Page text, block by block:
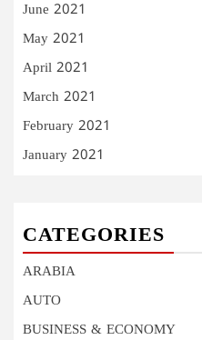
June 2021
May 2021
April 2021
March 2021
February 2021
January 2021
CATEGORIES
ARABIA
AUTO
BUSINESS & ECONOMY